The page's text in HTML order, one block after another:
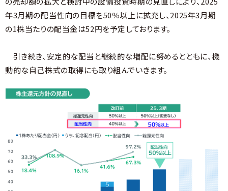
年3月期の配当性向の目標を50％以上に拡充し、2025年3月期
の1株当たりの配当金は52円を予定しております。
引き続き、安定的な配当と継続的な増配に努めるとともに、機
動的な自己株式の取得にも取り組んでいきます。